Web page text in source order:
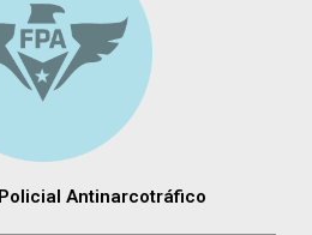
Antinarcotráfico